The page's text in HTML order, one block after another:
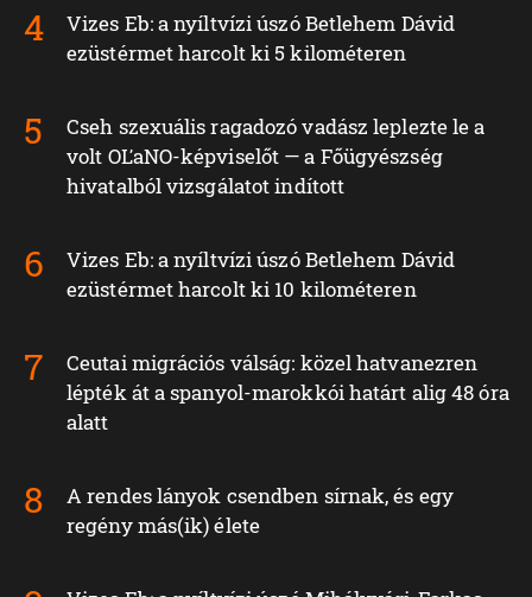
Vizes Eb: a nyíltvízi úszó Betlehem Dávid
ezüstérmet harcolt ki 5 kilométeren
Cseh szexuális ragadozó vadász leplezte le a
volt OĽaNO-képviselőt — a Főügyészség
hivatalból vizsgálatot indított
Vizes Eb: a nyíltvízi úszó Betlehem Dávid
ezüstérmet harcolt ki 10 kilométeren
Ceutai migrációs válság: közel hatvanezren
lépték át a spanyol-marokkói határt alig 48 óra
alatt
A rendes lányok csendben sírnak, és egy
regény más(ik) élete